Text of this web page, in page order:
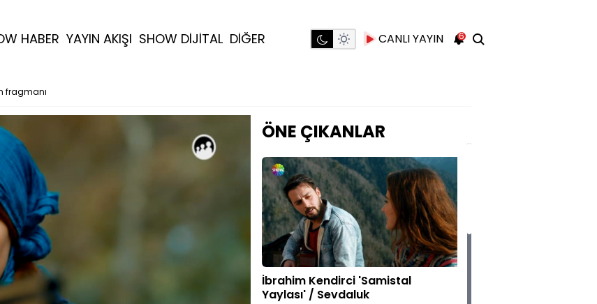
HABER YAYIN AKIŞI SHOW DİJİTAL DİĞER CANLI YAYIN 6
fragmanı
ÖNE ÇIKANLAR
İbrahim Kendirci 'Samistal
Yaylası' / Sevdaluk